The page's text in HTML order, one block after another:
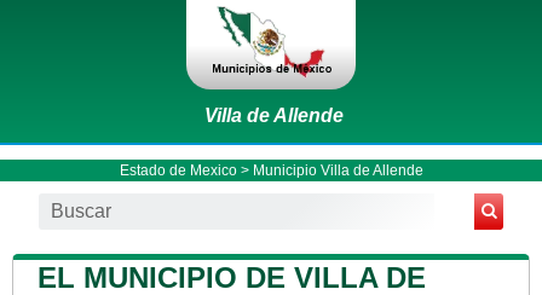
Villa de Allende
Estado de Mexico> Municipio Villa de Allende
EL MUNICIPIO DE VILLA DE